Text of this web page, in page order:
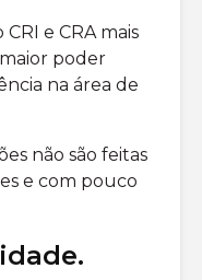
e CRA mais
poder
na área de
não são feitas
e com pouco